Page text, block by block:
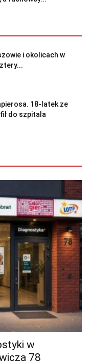
i okolicach w
18-latek ze
do szpitala
w
78